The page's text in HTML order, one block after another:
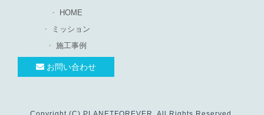
HOME
ミッション
施工事例
お問い合わせ